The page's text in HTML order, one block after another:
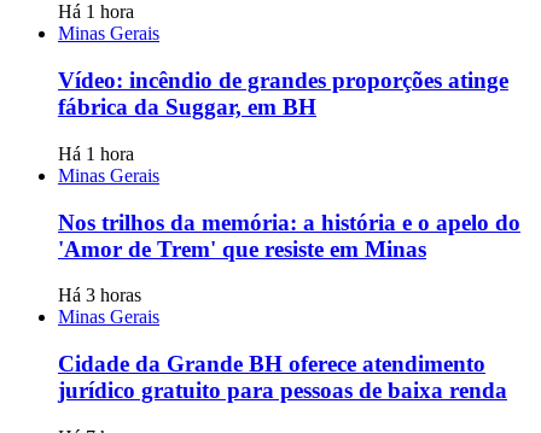
Há 1 hora
Minas Gerais
Vídeo: incêndio de grandes proporções atinge
fábrica da Suggar, em BH
Há 1 hora
Minas Gerais
Nos trilhos da memória: a história e o apelo do
'Amor de Trem' que resiste em Minas
Há 3 horas
Minas Gerais
Cidade da Grande BH oferece atendimento
jurídico gratuito para pessoas de baixa renda